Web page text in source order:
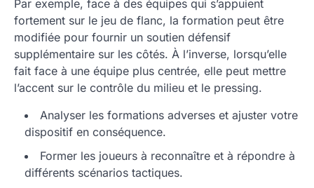
Par exemple, face à des équipes qui s’appuient
fortement sur le jeu de flanc, la formation peut être
modifiée pour fournir un soutien défensif
supplémentaire sur les côtés. À l’inverse, lorsqu’elle
fait face à une équipe plus centrée, elle peut mettre
l’accent sur le contrôle du milieu et le pressing.
Analyser les formations adverses et ajuster votre
dispositif en conséquence.
Former les joueurs à reconnaître et à répondre à
différents scénarios tactiques.